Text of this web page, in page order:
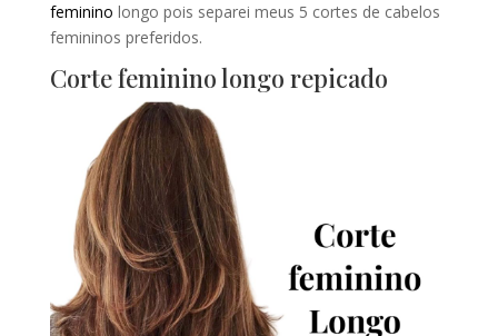
feminino longo pois separei meus 5 cortes de cabelos
femininos preferidos.
Corte feminino longo repicado